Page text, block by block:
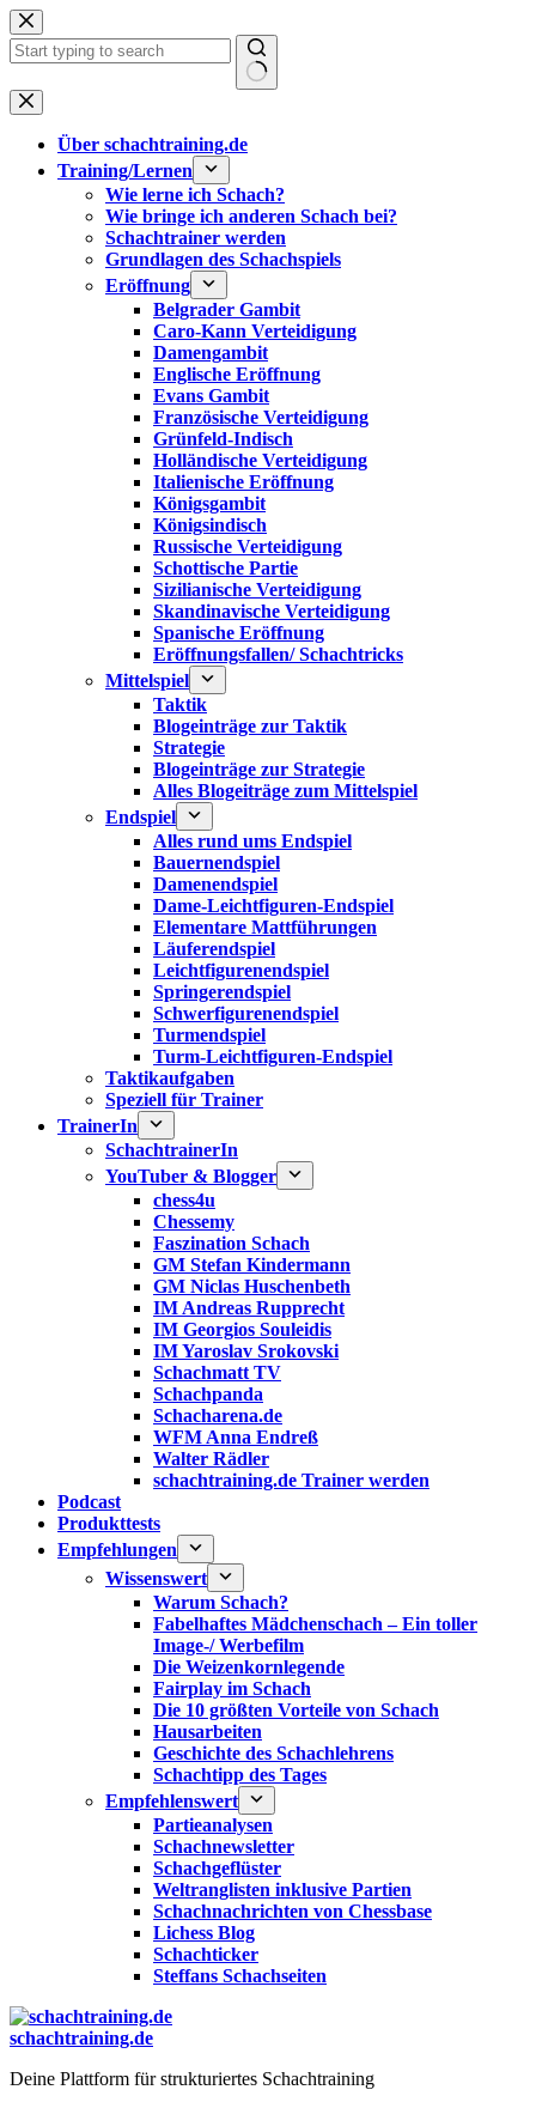
Zum
Inhalt
springen
Keine
Ergebnisse
Über schachtraining.de
Training/Lernen
Wie lerne ich Schach?
Wie bringe ich anderen Schach bei?
Schachtrainer werden
Grundlagen des Schachspiels
Eröffnung
Belgrader Gambit
Caro-Kann Verteidigung
Damengambit
Englische Eröffnung
Evans Gambit
Französische Verteidigung
Grünfeld-Indisch
Holländische Verteidigung
Italienische Eröffnung
Königsgambit
Königsindisch
Russische Verteidigung
Schottische Partie
Sizilianische Verteidigung
Skandinavische Verteidigung
Spanische Eröffnung
Eröffnungsfallen/ Schachtricks
Mittelspiel
Taktik
Blogeinträge zur Taktik
Strategie
Blogeinträge zur Strategie
Alles Blogeiträge zum Mittelspiel
Endspiel
Alles rund ums Endspiel
Bauernendspiel
Damenendspiel
Dame-Leichtfiguren-Endspiel
Elementare Mattführungen
Läuferendspiel
Leichtfigurenendspiel
Springerendspiel
Schwerfigurenendspiel
Turmendspiel
Turm-Leichtfiguren-Endspiel
Taktikaufgaben
Speziell für Trainer
TrainerIn
SchachtrainerIn
YouTuber & Blogger
chess4u
Chessemy
Faszination Schach
GM Stefan Kindermann
GM Niclas Huschenbeth
IM Andreas Rupprecht
IM Georgios Souleidis
IM Yaroslav Srokovski
Schachmatt TV
Schachpanda
Schacharena.de
WFM Anna Endreß
Walter Rädler
schachtraining.de Trainer werden
Podcast
Produkttests
Empfehlungen
Wissenswert
Warum Schach?
Fabelhaftes Mädchenschach – Ein toller
Image-/ Werbefilm
Die Weizenkornlegende
Fairplay im Schach
Die 10 größten Vorteile von Schach‎
Hausarbeiten
Geschichte des Schachlehrens
Schachtipp des Tages
Empfehlenswert
Partieanalysen
Schachnewsletter
Schachgeflüster
Weltranglisten inklusive Partien
Schachnachrichten von Chessbase
Lichess Blog
Schachticker
Steffans Schachseiten
schachtraining.de
Deine Plattform für strukturiertes Schachtraining